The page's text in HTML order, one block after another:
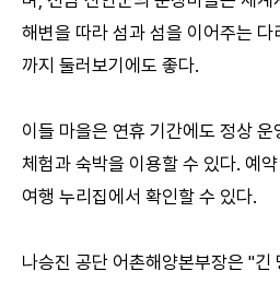
해변을 따라 섬과 섬을 이어주는 다
까지 둘러보기에도 좋다.
이들 마을은 연휴 기간에도 정상
체험과 숙박을 이용할 수 있다. 예
여행 누리집에서 확인할 수 있다.
나승진 공단 어촌해양본부장은 "긴